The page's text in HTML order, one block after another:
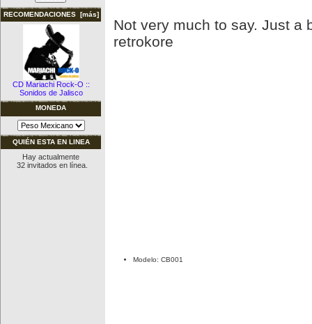
RECOMENDACIONES [más]
CD Mariachi Rock-O ::
Sonidos de Jalisco
MONEDA
QUIÉN ESTA EN LINEA
Hay actualmente
32 invitados en línea.
Not very much to say. Just a
retrokore
Modelo: CB001